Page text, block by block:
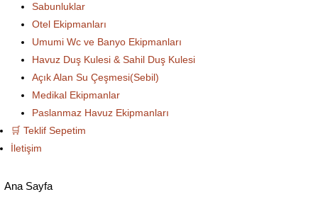
Sabunluklar
Otel Ekipmanları
Umumi Wc ve Banyo Ekipmanları
Havuz Duş Kulesi & Sahil Duş Kulesi
Açık Alan Su Çeşmesi(Sebil)
Medikal Ekipmanlar
Paslanmaz Havuz Ekipmanları
🛒 Teklif Sepetim
İletişim
Ana Sayfa